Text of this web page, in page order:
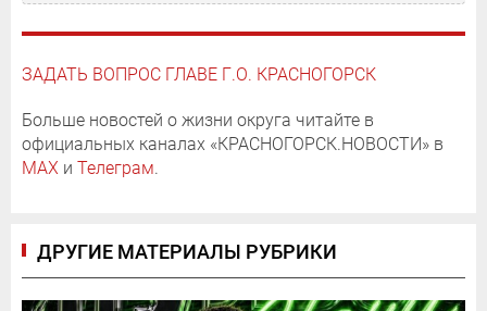
ЗАДАТЬ ВОПРОС ГЛАВЕ Г.О. КРАСНОГОРСК
Больше новостей о жизни округа читайте в
официальных каналах «КРАСНОГОРСК.НОВОСТИ» в
MAX и Телеграм.
ДРУГИЕ МАТЕРИАЛЫ РУБРИКИ